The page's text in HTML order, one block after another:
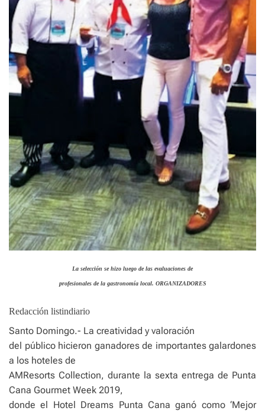
La selección se hizo luego de las evaluaciones de
profesionales de la gastronomía local. ORGANIZADORES
Redacción listindiario
Santo Domingo.- La creatividad y valoración
del público hicieron ganadores de importantes galardones
a los hoteles de
AMResorts Collection, durante la sexta entrega de Punta
Cana Gourmet Week 2019,
donde el Hotel Dreams Punta Cana ganó como ‘Mejor